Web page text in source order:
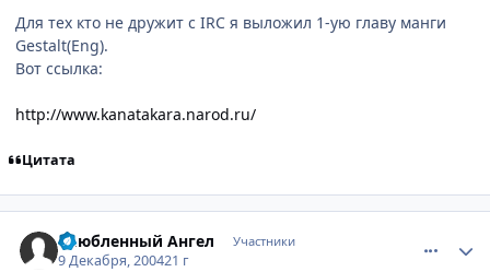
Для тех кто не дружит с IRC я выложил 1-ую главу манги
Gestalt(Eng).
Вот ссылка:
http://www.kanatakara.narod.ru/
Цитата
Влюбленный Ангел Участники
9 Декабря, 200421 г